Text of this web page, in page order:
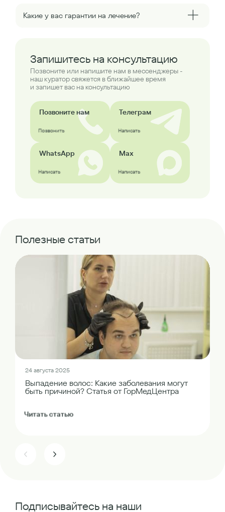
Какие у вас гарантии на лечение?
Запишитесь на консультацию
Позвоните или напишите нам в мессенджеры -
наш куратор свяжется в ближайшее время
и запишет вас на консультацию
Позвоните нам
Позвонить
Телеграм
Написать
WhatsApp
Написать
Max
Написать
Полезные статьи
24 августа 2025
Выпадение волос: Какие заболевания могут
быть причиной? Статья от ГорМедЦентра
Читать статью
Подписывайтесь на наши